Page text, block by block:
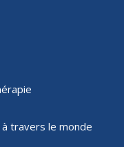
travers le monde